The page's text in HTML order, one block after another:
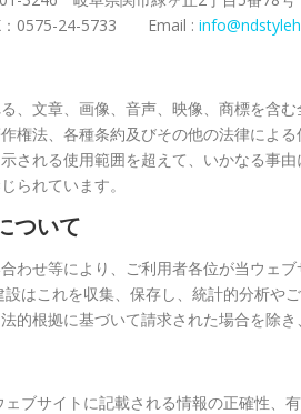
：0575-24-5733 Email :
、文章、画像、音声、映像、商標を含
権法、各種条約及びその他の法律による
される使用範囲を超えて、いかなる事
られています。
ついて
わせ等により、ご利用者各位が当ウェ
はこれを収集、保存し、統計的分析や
的根拠に基づいて請求された場合を除
ブサイトに記載される情報の正確性、